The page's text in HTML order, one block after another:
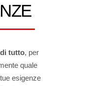
tutto, per
quale
esigenze